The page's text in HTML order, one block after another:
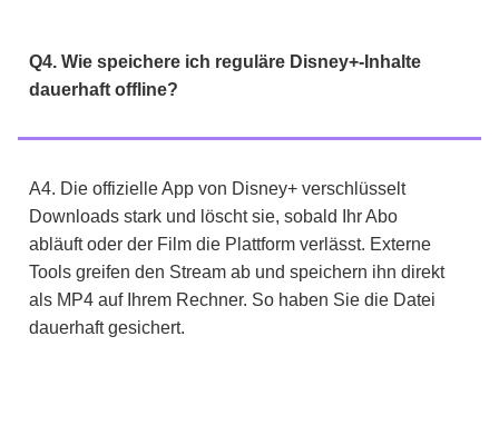
Q4. Wie speichere ich reguläre Disney+-Inhalte
dauerhaft offline?
A4. Die offizielle App von Disney+ verschlüsselt
Downloads stark und löscht sie, sobald Ihr Abo
abläuft oder der Film die Plattform verlässt. Externe
Tools greifen den Stream ab und speichern ihn direkt
als MP4 auf Ihrem Rechner. So haben Sie die Datei
dauerhaft gesichert.